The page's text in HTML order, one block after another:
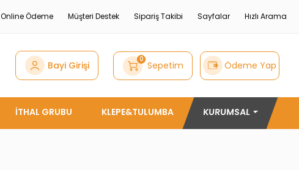
Online Ödeme Müşteri Destek Sipariş Takibi Sayfalar Hızlı Arama
Bayi Girişi 0 Sepetim Ödeme Yap
İTHAL GRUBU KLEPE&TULUMBA KURUMSAL